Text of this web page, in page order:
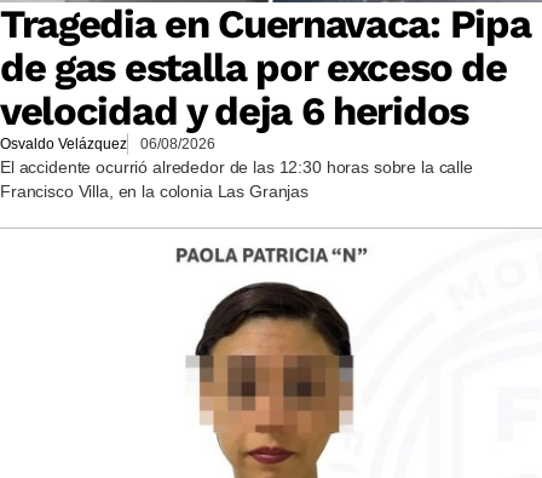
Tragedia en Cuernavaca: Pipa
de gas estalla por exceso de
velocidad y deja 6 heridos
Osvaldo Velázquez 06/08/2026
El accidente ocurrió alrededor de las 12:30 horas sobre la calle
Francisco Villa, en la colonia Las Granjas